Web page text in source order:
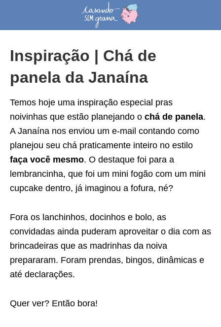
Inspiração | Chá de
panela da Janaína
Temos hoje uma inspiração especial pras
noivinhas que estão planejando o chá de panela.
A Janaína nos enviou um e-mail contando como
planejou seu chá praticamente inteiro no estilo
faça você mesmo. O destaque foi para a
lembrancinha, que foi um mini fogão com um mini
cupcake dentro, já imaginou a fofura, né?
Fora os lanchinhos, docinhos e bolo, as
convidadas ainda puderam aproveitar o dia com as
brincadeiras que as madrinhas da noiva
prepararam. Foram prendas, bingos, dinâmicas e
até declarações.
Quer ver? Então bora!